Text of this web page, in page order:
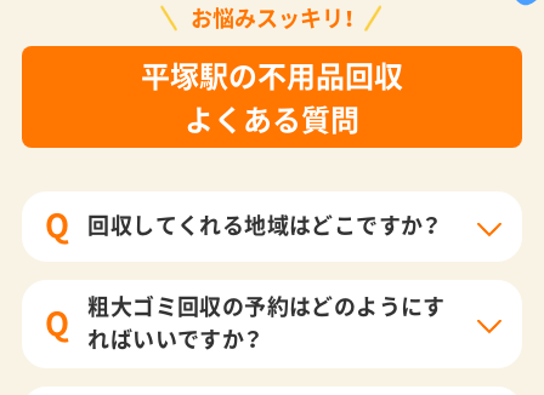
お悩みスッキリ！
平塚駅の不用品回収
よくある質問
Q 回収してくれる地域はどこですか？
Q
粗大ゴミ回収の予約はどのようにす
ればいいですか？